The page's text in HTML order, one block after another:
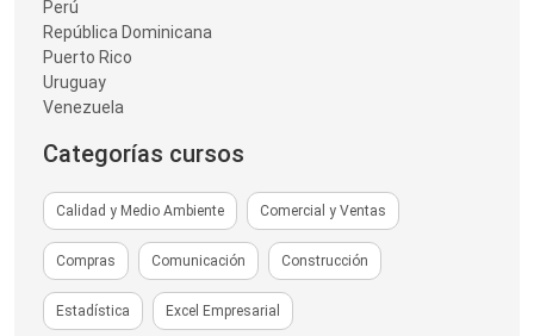
Perú
República Dominicana
Puerto Rico
Uruguay
Venezuela
Categorías cursos
Calidad y Medio Ambiente Comercial y Ventas
Compras Comunicación Construcción
Estadística Excel Empresarial